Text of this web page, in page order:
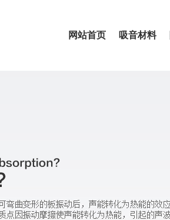
网站首页 吸音材料